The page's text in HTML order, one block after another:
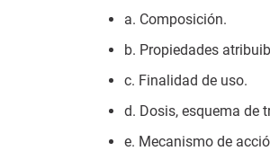
a. Composición.
b. Propiedades
c. Finalidad de uso.
d. Dosis, esquema de
e. Mecanismo de